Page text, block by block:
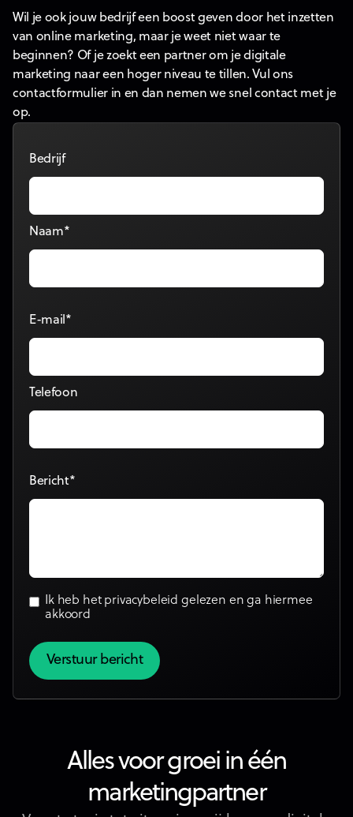
Wil je ook jouw bedrijf een boost geven door het inzetten
van online marketing, maar je weet niet waar te
beginnen? Of je zoekt een partner om je digitale
marketing naar een hoger niveau te tillen. Vul ons
contactformulier in en dan nemen we snel contact met je
op.
Bedrijf
Naam*
E-mail*
Telefoon
Bericht*
Ik heb het privacybeleid gelezen en ga hiermee
akkoord
Alles voor groei in één
marketingpartner